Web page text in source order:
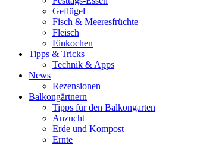
Geflügel
Fisch & Meeresfrüchte
Fleisch
Einkochen
Tipps & Tricks
Technik & Apps
News
Rezensionen
Balkongärtnern
Tipps für den Balkongarten
Anzucht
Erde und Kompost
Ernte